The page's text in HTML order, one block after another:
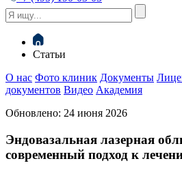
Статьи
О нас Фото клиник Документы
документов Видео Академия
Обновлено: 24 июня 2026
Эндовазальная лазерная
современный подход к